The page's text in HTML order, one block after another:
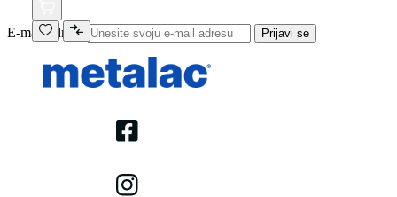
E-mail adresa Prijavi se